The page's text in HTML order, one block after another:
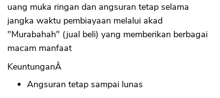
uang muka ringan dan angsuran tetap selama
jangka waktu pembiayaan melalui akad
"Murabahah" (jual beli) yang memberikan berbagai
macam manfaat
KeuntunganÂ
Angsuran tetap sampai lunas